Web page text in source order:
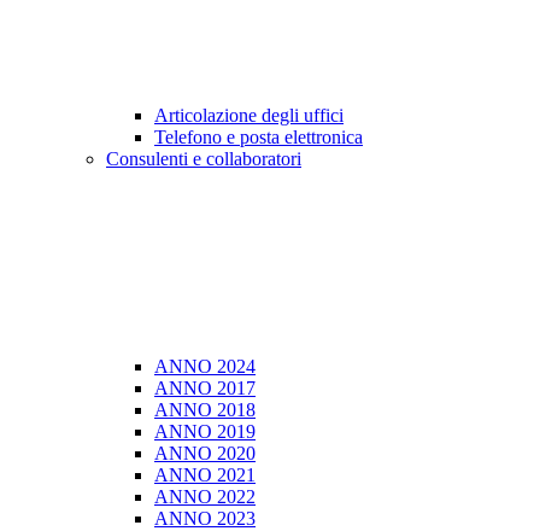
Articolazione degli uffici
Telefono e posta elettronica
Consulenti e collaboratori
ANNO 2024
ANNO 2017
ANNO 2018
ANNO 2019
ANNO 2020
ANNO 2021
ANNO 2022
ANNO 2023